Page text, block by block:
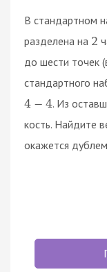
В стандартном
разделена на 2
до шести точек
стандартного
4 − 4. Из
кость. Найдите
окажется